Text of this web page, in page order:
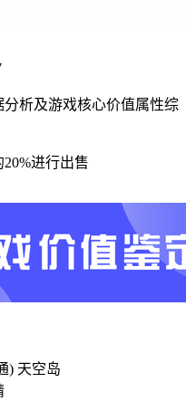
析及游戏核心价值属性综
进行出售
) 天空岛